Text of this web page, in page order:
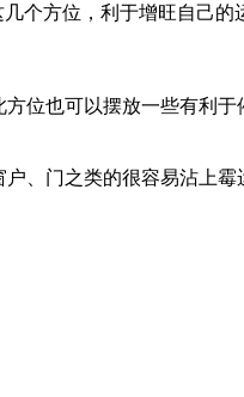
个方位，利于增旺自己的
位也可以摆放一些有利于
、门之类的很容易沾上霉